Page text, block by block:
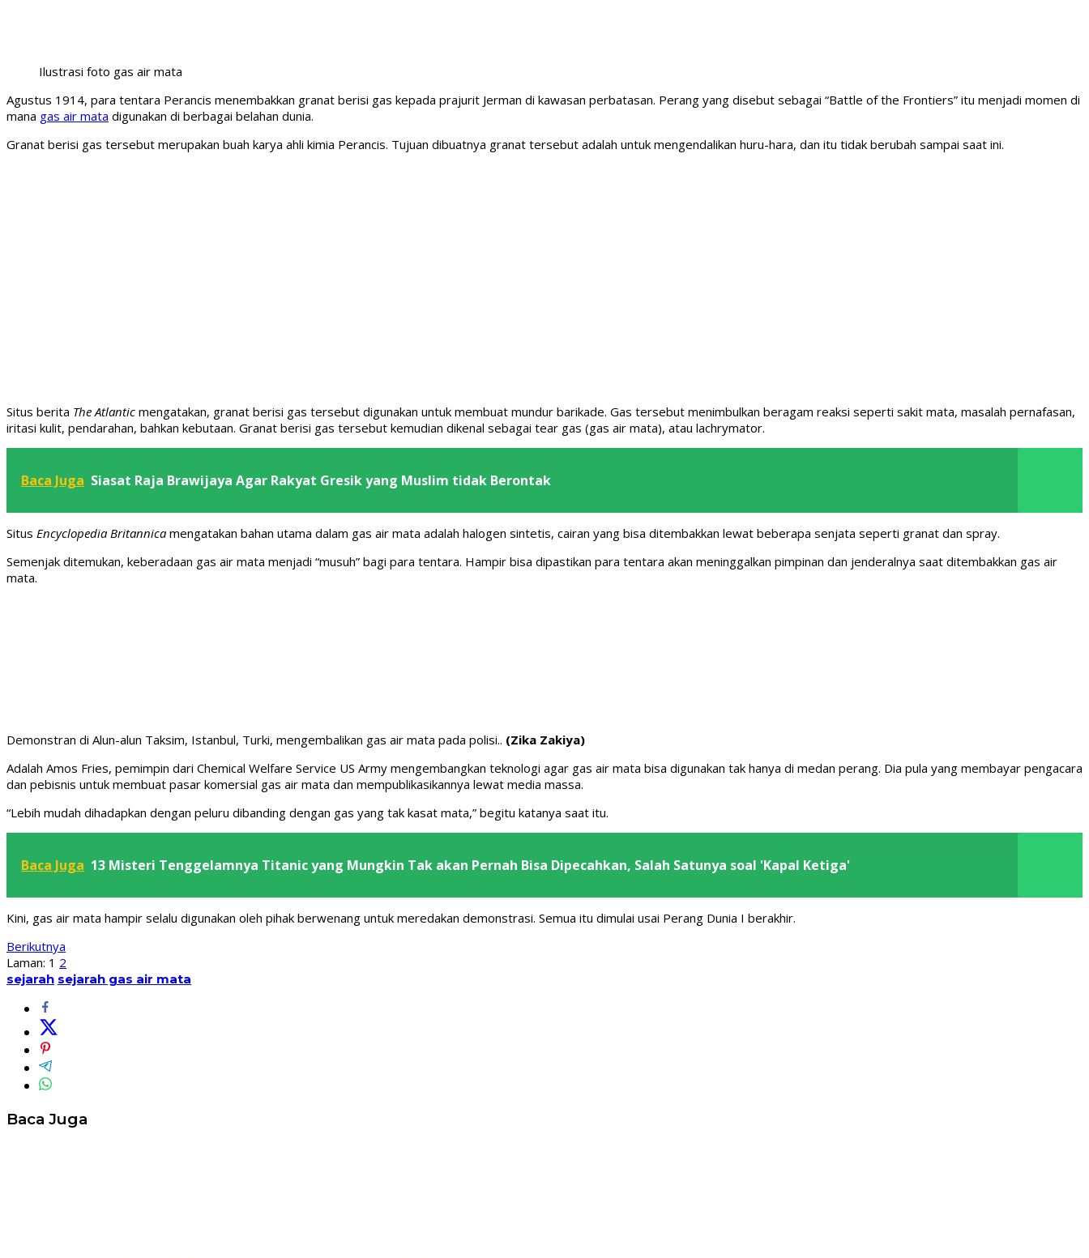
Ilustrasi foto gas air mata
Agustus 1914, para tentara Perancis menembakkan granat berisi gas kepada prajurit Jerman di kawasan perbatasan. Perang yang disebut sebagai “Battle of the Frontiers” itu menjadi momen di
mana gas air mata digunakan di berbagai belahan dunia.
Granat berisi gas tersebut merupakan buah karya ahli kimia Perancis. Tujuan dibuatnya granat tersebut adalah untuk mengendalikan huru-hara, dan itu tidak berubah sampai saat ini.
Situs berita The Atlantic mengatakan, granat berisi gas tersebut digunakan untuk membuat mundur barikade. Gas tersebut menimbulkan beragam reaksi seperti sakit mata, masalah pernafasan,
iritasi kulit, pendarahan, bahkan kebutaan. Granat berisi gas tersebut kemudian dikenal sebagai tear gas (gas air mata), atau lachrymator.
Baca Juga Siasat Raja Brawijaya Agar Rakyat Gresik yang Muslim tidak Berontak
Situs Encyclopedia Britannica mengatakan bahan utama dalam gas air mata adalah halogen sintetis, cairan yang bisa ditembakkan lewat beberapa senjata seperti granat dan spray.
Semenjak ditemukan, keberadaan gas air mata menjadi “musuh” bagi para tentara. Hampir bisa dipastikan para tentara akan meninggalkan pimpinan dan jenderalnya saat ditembakkan gas air
mata.
Demonstran di Alun-alun Taksim, Istanbul, Turki, mengembalikan gas air mata pada polisi.. (Zika Zakiya)
Adalah Amos Fries, pemimpin dari Chemical Welfare Service US Army mengembangkan teknologi agar gas air mata bisa digunakan tak hanya di medan perang. Dia pula yang membayar pengacara
dan pebisnis untuk membuat pasar komersial gas air mata dan mempublikasikannya lewat media massa.
“Lebih mudah dihadapkan dengan peluru dibanding dengan gas yang tak kasat mata,” begitu katanya saat itu.
Baca Juga 13 Misteri Tenggelamnya Titanic yang Mungkin Tak akan Pernah Bisa Dipecahkan, Salah Satunya soal 'Kapal Ketiga'
Kini, gas air mata hampir selalu digunakan oleh pihak berwenang untuk meredakan demonstrasi. Semua itu dimulai usai Perang Dunia I berakhir.
Berikutnya
Laman: 1 2
sejarah sejarah gas air mata
Baca Juga